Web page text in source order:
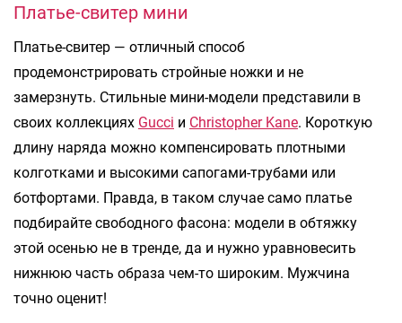
Платье-свитер мини
Платье-свитер — отличный способ
продемонстрировать стройные ножки и не
замерзнуть. Стильные мини-модели представили в
своих коллекциях Gucci и Christopher Kane. Короткую
длину наряда можно компенсировать плотными
колготками и высокими сапогами-трубами или
ботфортами. Правда, в таком случае само платье
подбирайте свободного фасона: модели в обтяжку
этой осенью не в тренде, да и нужно уравновесить
нижнюю часть образа чем-то широким. Мужчина
точно оценит!